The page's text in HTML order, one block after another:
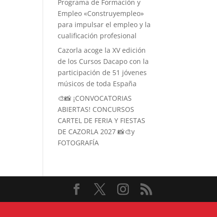
Programa de Formación y
Empleo «Construyempleo»
para impulsar el empleo y la
cualificación profesional
Cazorla acoge la XV edición
de los Cursos Dacapo con la
participación de 51 jóvenes
músicos de toda España
🎨📸 ¡CONVOCATORIAS
ABIERTAS! CONCURSOS
CARTEL DE FERIA Y FIESTAS
DE CAZORLA 2027 📸🎨y
FOTOGRAFÍA